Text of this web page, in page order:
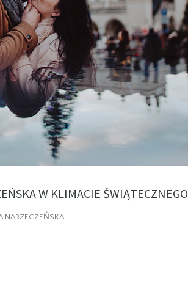
W KLIMACIE
NARZECZEŃSKA